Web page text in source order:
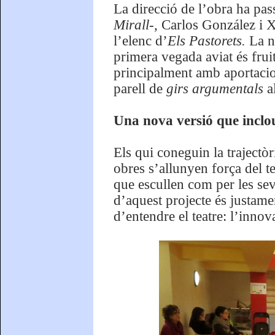
La direcció de l’obra ha
Mirall-, Carlos González i
l’elenc d’Els Pastorets. La
primera vegada aviat és
principalment amb
parell de girs argumentals
Una nova versió que
Els qui coneguin la
obres s’allunyen força del
que escullen com per les
d’aquest projecte és
d’entendre el teatre: